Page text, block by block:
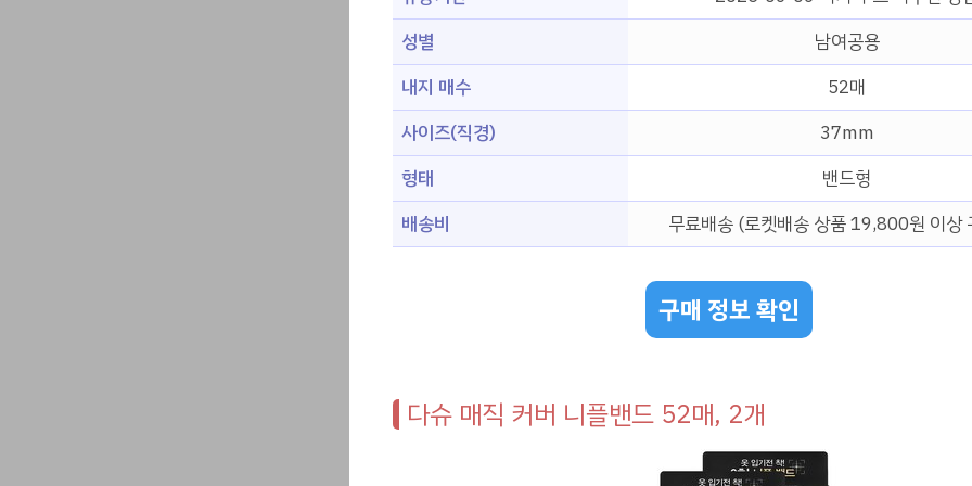
성별
남여공용
내지 매수
52매
사이즈(직경)
37mm
형태
밴드형
배송비
무료배송 (로켓배송 상품 19,800원 이상
구매 정보 확인
다슈 매직 커버 니플밴드 52매, 2개